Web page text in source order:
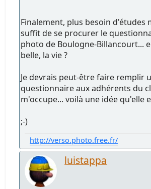
Finalement, plus besoin d'études
suffit de se procurer le
photo de Boulogne-Billancourt...
belle, la vie ?
Je devrais peut-être faire remplir
questionnaire aux adhérents du
m'occupe... voilà une idée qu'elle
;-)
http://verso.photo.free.fr/
luistappa